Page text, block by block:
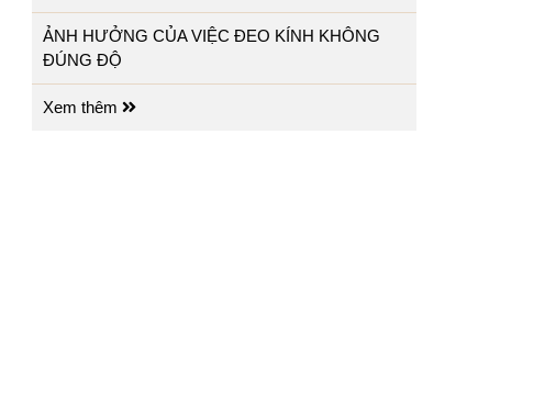
ẢNH HƯỞNG CỦA VIỆC ĐEO KÍNH KHÔNG
ĐÚNG ĐỘ
Xem thêm